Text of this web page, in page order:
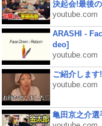
決起会!最後
youtube.com
ARASHI -
deo]
youtube.com
ご紹介します
youtube.com
亀田京之介選